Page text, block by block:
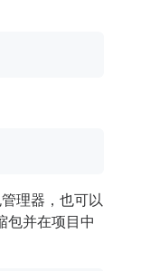
理器，也可以
包并在项目中